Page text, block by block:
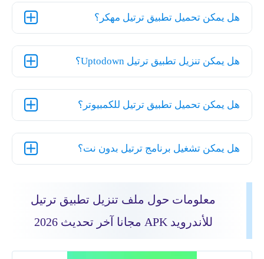
هل يمكن تحميل تطبيق ترتيل مهكر؟
هل يمكن تنزيل تطبيق ترتيل Uptodown؟
هل يمكن تحميل تطبيق ترتيل للكمبيوتر؟
هل يمكن تشغيل برنامج ترتيل بدون نت؟
معلومات حول ملف تنزيل تطبيق ترتيل
للأندرويد APK مجانا آخر تحديث 2026